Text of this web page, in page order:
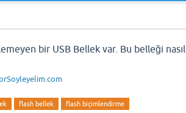
bir USB Bellek var. Bu belleği nasıl
flash bellek flash biçimlendirme